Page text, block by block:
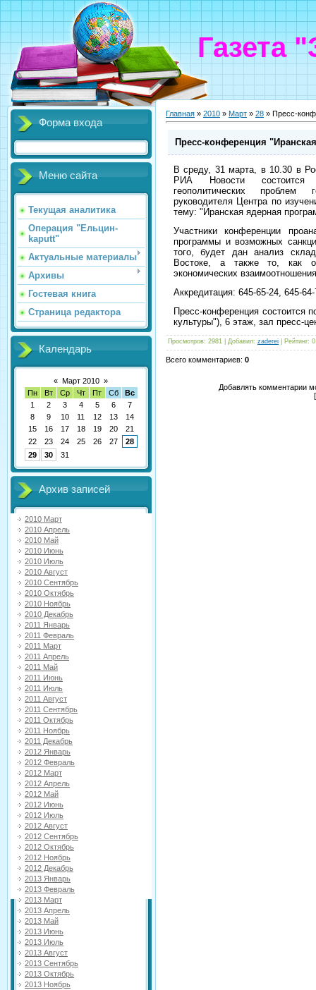
Газета
Форма входа
Меню сайта
Текущая аналитика
Операция "Ельцин-
kaputt"
Актуальные материалы
Архивы
Гостевая книга
Страница редактора
Календарь
« Март 2010 »
Пн
Вт Ср Чт Пт Сб
Вс
1
2 3 4 5 6
7
8
9 10 11 12 13
14
15
16 17 18 19 20
21
22
23 24 25 26 27
28
29
30 31
Архив записей
2010 Март
2010 Апрель
2010 Май
2010 Июнь
2010 Июль
2010 Август
2010 Сентябрь
2010 Октябрь
2010 Ноябрь
2010 Декабрь
2011 Январь
2011 Февраль
2011 Март
2011 Апрель
2011 Май
2011 Июнь
2011 Июль
2011 Август
2011 Сентябрь
2011 Октябрь
2011 Ноябрь
2011 Декабрь
2012 Январь
2012 Февраль
2012 Март
2012 Апрель
2012 Май
2012 Июнь
2012 Июль
2012 Август
2012 Сентябрь
2012 Октябрь
2012 Ноябрь
2012 Декабрь
2013 Январь
2013 Февраль
2013 Март
2013 Апрель
2013 Май
2013 Июнь
2013 Июль
2013 Август
2013 Сентябрь
2013 Октябрь
2013 Ноябрь
Главная » 2010 » Март » 28 » Пресс-
Пресс-конференция
В среду, 31 марта, в 10.30 в
РИА Новости состоится
геополитических
руководителя Центра по
тему: "Иранская ядерная
Участники конференции
программы и возможных
того, будет дан анализ
Востоке, а также то, как
экономических
Аккредитация: 645-65-24, 645-
Пресс-конференция состоится
культуры"), 6 этаж, зал пресс-
Просмотров: 2981 | Добавил: zaderei Рейтинг:
Всего комментариев: 0
Добавлять комментарии